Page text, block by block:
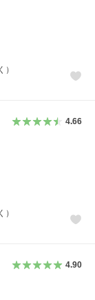
4.66
4.90